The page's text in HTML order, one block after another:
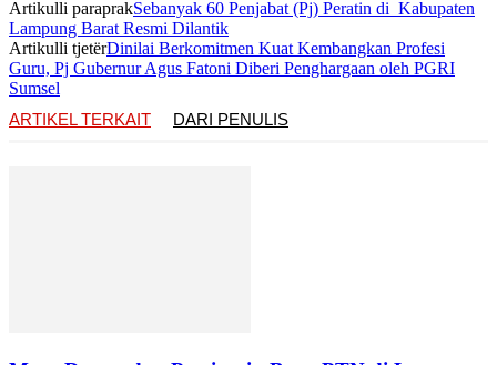
Artikulli paraprakSebanyak 60 Penjabat (Pj) Peratin di Kabupaten
Lampung Barat Resmi Dilantik
Artikulli tjetërDinilai Berkomitmen Kuat Kembangkan Profesi
Guru, Pj Gubernur Agus Fatoni Diberi Penghargaan oleh PGRI
Sumsel
ARTIKEL TERKAIT
DARI PENULIS